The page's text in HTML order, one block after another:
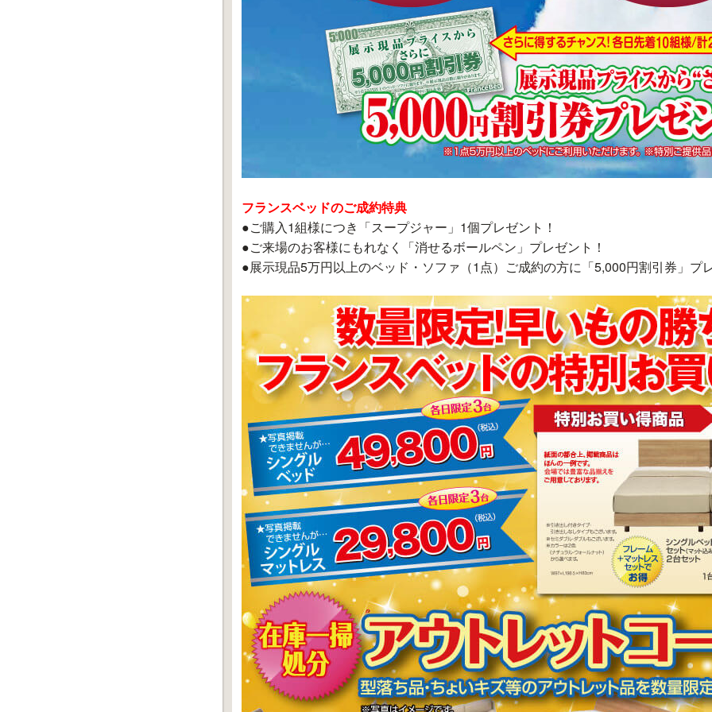
フランスベッドのご成約特典
●ご購入1組様につき「スープジャー」1個プレゼント！
●ご来場のお客様にもれなく「消せるボールペン」プレゼント！
●展示現品5万円以上のベッド・ソファ（1点）ご成約の方に「5,000円割引券」プ